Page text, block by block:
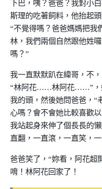
下巴，咦？爸爸？我對小
斯理的吃著飼料，他抬起
“不覺得嗎？爸爸媽媽把我
林，我們兩個自然跟他姓
嗎？”
我一直默默趴在緯哥，不
“林阿花……林阿花……”
我的頭，然後她問爸爸， “
心嗎？會不會她比較喜歡
我站起身來伸了個長長的
直翻，一直滾，一直笑，
爸爸笑了， “妳看，阿花超
唷！林阿花回家了！